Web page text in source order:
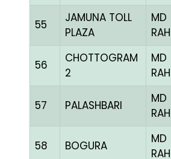
55
JAMUNA TOLL
PLAZA
MD
56
CHOTTOGRAM
2
MD
57 PALASHBARI
MD
58 BOGURA
MD